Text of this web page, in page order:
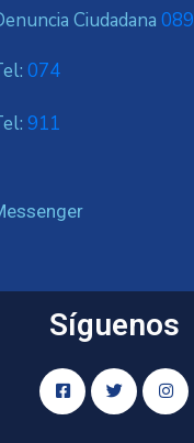
Ciudadana 089
074
911
Síguenos